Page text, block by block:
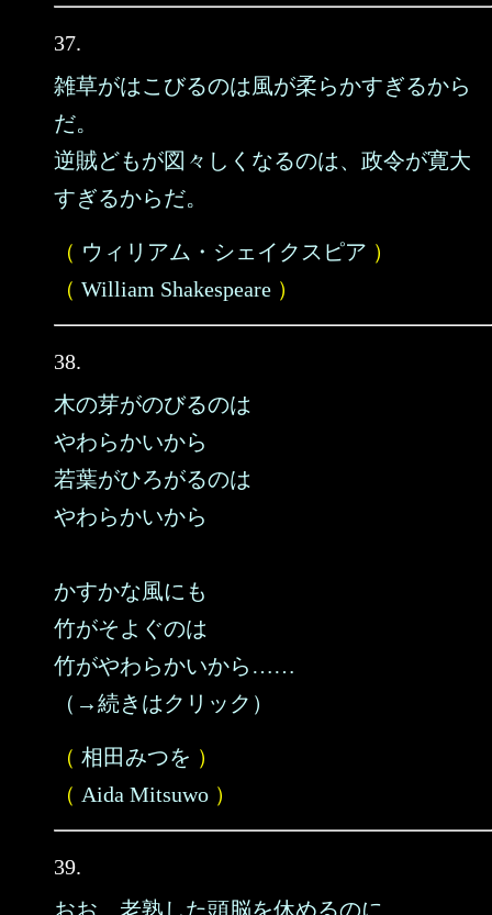
37.
雑草がはこびるのは風が柔らかすぎるから
だ。
逆賊どもが図々しくなるのは、政令が寛大
すぎるからだ。
（ ウィリアム・シェイクスピア ）
（ William Shakespeare ）
38.
木の芽がのびるのは
やわらかいから
若葉がひろがるのは
やわらかいから
かすかな風にも
竹がそよぐのは
竹がやわらかいから……
（→続きはクリック）
（ 相田みつを ）
（ Aida Mitsuwo ）
39.
おお、老熟した頭脳を休めるのに、